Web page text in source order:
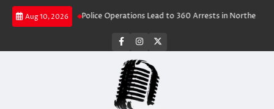
Skip
Aug 10, 2026
Rush Police Operations Lead to 360 Arrests in Northern Cape
facebookinstagram